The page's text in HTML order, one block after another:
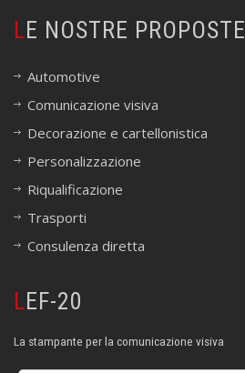
LE NOSTRE PROPOSTE
Automotive
Comunicazione visiva
Decorazione e cartellonistica
Personalizzazione
Riqualificazione
Trasporti
Consulenza diretta
LEF-20
La stampante per la comunicazione visiva